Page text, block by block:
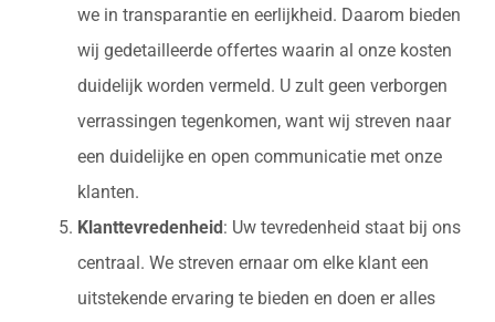
we in transparantie en eerlijkheid. Daarom bieden
wij gedetailleerde offertes waarin al onze kosten
duidelijk worden vermeld. U zult geen verborgen
verrassingen tegenkomen, want wij streven naar
een duidelijke en open communicatie met onze
klanten.
Klanttevredenheid : Uw tevredenheid staat bij ons
centraal. We streven ernaar om elke klant een
uitstekende ervaring te bieden en doen er alles